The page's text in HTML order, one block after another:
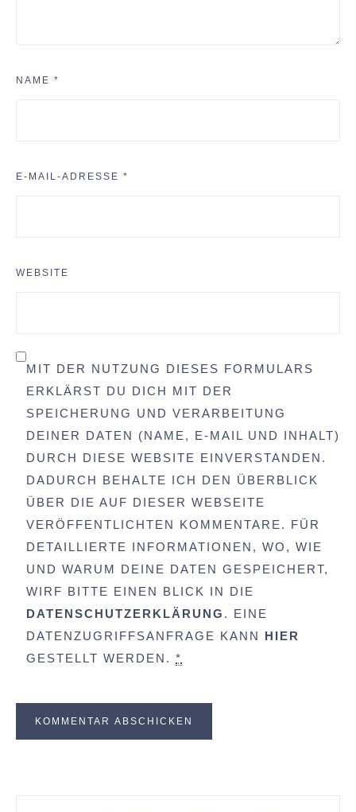
NAME *
E-MAIL-ADRESSE *
WEBSITE
MIT DER NUTZUNG DIESES FORMULARS
ERKLÄRST DU DICH MIT DER
SPEICHERUNG UND VERARBEITUNG
DEINER DATEN (NAME, E-MAIL UND INHALT)
DURCH DIESE WEBSITE EINVERSTANDEN.
DADURCH BEHALTE ICH DEN ÜBERBLICK
ÜBER DIE AUF DIESER WEBSEITE
VERÖFFENTLICHTEN KOMMENTARE. FÜR
DETAILLIERTE INFORMATIONEN, WO, WIE
UND WARUM DEINE DATEN GESPEICHERT,
WIRF BITTE EINEN BLICK IN DIE
DATENSCHUTZERKLÄRUNG . EINE
DATENZUGRIFFSANFRAGE KANN HIER
GESTELLT WERDEN. *